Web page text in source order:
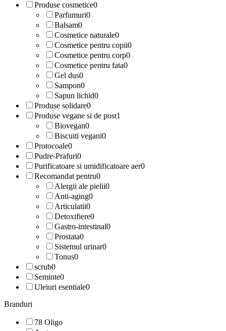
Produse cosmetice0
Parfumuri0
Balsam0
Cosmetice naturale0
Cosmetice pentru copii0
Cosmetice pentru corp0
Cosmetice pentru fata0
Gel dus0
Sampon0
Sapun lichid0
Produse solidare0
Produse vegane si de post1
Biovegan0
Biscuiti vegani0
Protocoale0
Pudre-Prafuri0
Purificatoare si umidificatoare aer0
Recomandat pentru0
Alergii ale pielii0
Anti-aging0
Articulatii0
Detoxifiere0
Gastro-intestinal0
Prostata0
Sistemul urinar0
Tonus0
scrub0
Seminte0
Uleiuri esentiale0
Branduri
78 Oligo